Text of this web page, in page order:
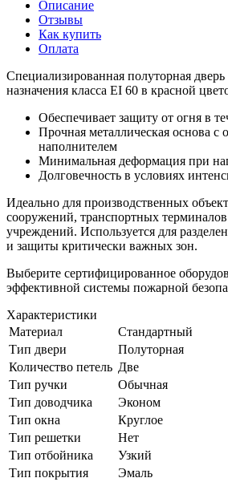
Описание
Отзывы
Как купить
Оплата
Специализированная полуторная
назначения класса EI 60 в красной
Обеспечивает защиту от огня в
Прочная металлическая основа с
наполнителем
Минимальная деформация при
Долговечность в условиях
Идеально для производственных
сооружений, транспортных
учреждений. Используется для
и защиты критически важных зон.
Выберите сертифицированное
эффективной системы пожарной
Характеристики
Материал
Стандартный
Тип двери
Полуторная
Количество петель Две
Тип ручки
Обычная
Тип доводчика
Эконом
Тип окна
Круглое
Тип решетки
Нет
Тип отбойника
Узкий
Тип покрытия
Эмаль